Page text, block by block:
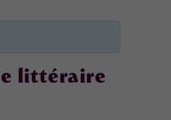
littéraire